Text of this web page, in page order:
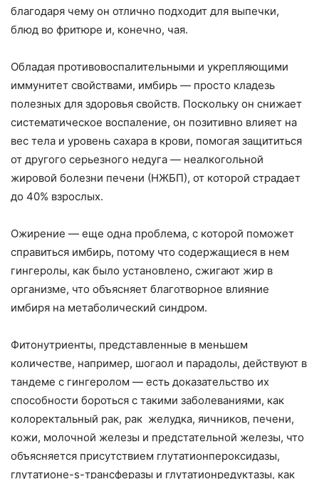
благодаря чему он отлично подходит для выпечки,
блюд во фритюре и, конечно, чая.
Обладая противовоспалительными и укрепляющими
иммунитет свойствами, имбирь — просто кладезь
полезных для здоровья свойств. Поскольку он снижает
систематическое воспаление, он позитивно влияет на
вес тела и уровень сахара в крови, помогая защититься
от другого серьезного недуга — неалкогольной
жировой болезни печени (НЖБП), от которой страдает
до 40% взрослых.
Ожирение — еще одна проблема, с которой поможет
справиться имбирь, потому что содержащиеся в нем
гингеролы, как было установлено, сжигают жир в
организме, что объясняет благотворное влияние
имбиря на метаболический синдром.
Фитонутриенты, представленные в меньшем
количестве, например, шогаол и парадолы, действуют в
тандеме с гингеролом — есть доказательство их
способности бороться с такими заболеваниями, как
колоректальный рак, рак желудка, яичников, печени,
кожи, молочной железы и предстательной железы, что
объясняется присутствием глутатионпероксидазы,
глутатионе-s-трансферазы и глутатионредуктазы, как